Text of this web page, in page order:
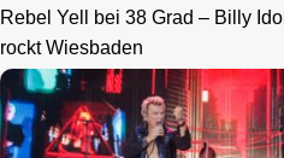
Rebel Yell bei 38 Grad – Billy Idol
rockt Wiesbaden